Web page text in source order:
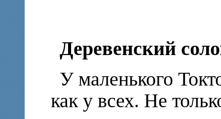
Деревенский
У маленького
как у всех. Не